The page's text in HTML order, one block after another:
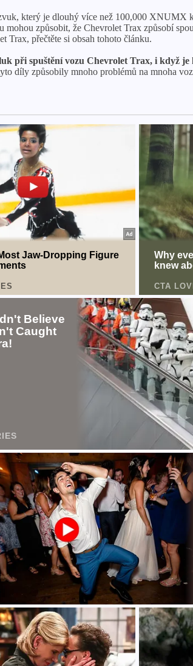
který je dlouhý více než 100,000 XNUMX
mohou způsobit, že Chevrolet Trax způsobí
Trax, přečtěte si obsah tohoto článku.
při spuštění vozu Chevrolet Trax, i když je
díly způsobily mnoho problémů na mnoha